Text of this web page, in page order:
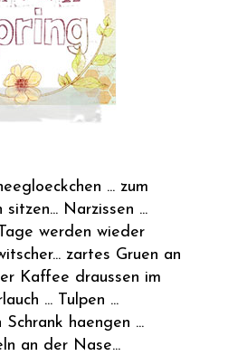
... zum
Narzissen ...
werden wieder
zartes Gruen an
Kaffee draussen im
... Tulpen ...
haengen ...
an der Nase...